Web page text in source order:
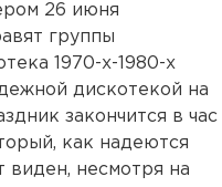
26 июня
группы
1970-х-1980-х
дискотекой на
закончится в час
как надеются
виден, несмотря на